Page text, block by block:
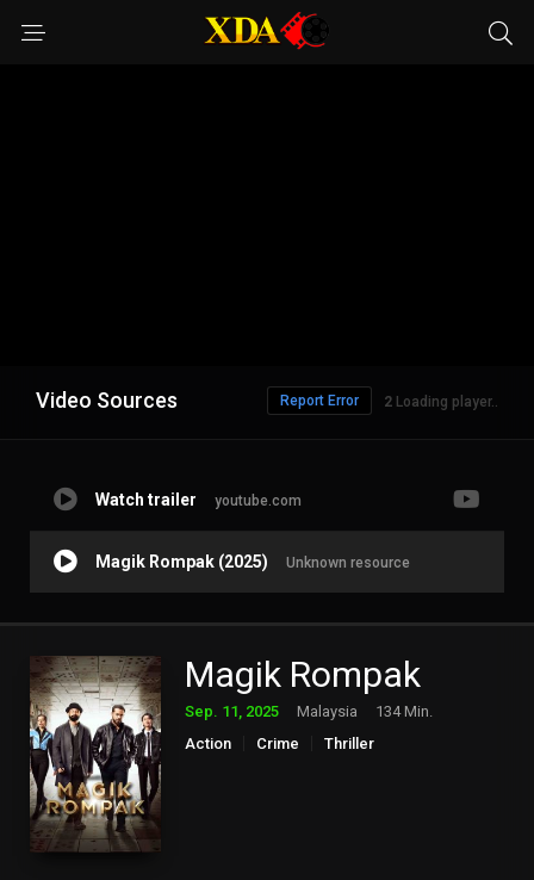
Video Sources 1 Loading player..
Report Error
Watch trailer youtube.com
Magik Rompak (2025) Unknown resource
Magik Rompak
Sep. 11, 2025 Malaysia
134 Min.
Action
Crime Thriller